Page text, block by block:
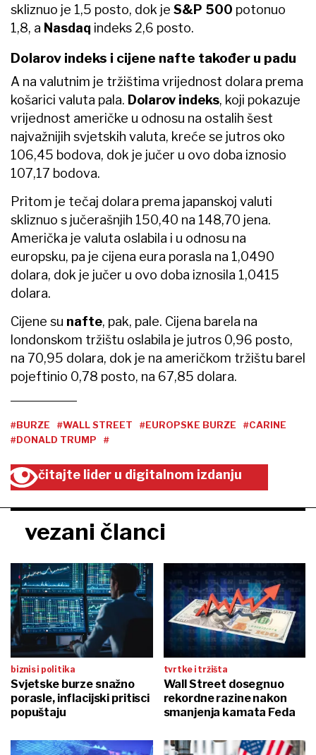
skliznuo je 1,5 posto, dok je S&P 500 potonuo
1,8, a Nasdaq indeks 2,6 posto.
Dolarov indeks i cijene nafte također u padu
A na valutnim je tržištima vrijednost dolara prema
košarici valuta pala. Dolarov indeks, koji pokazuje
vrijednost američke u odnosu na ostalih šest
najvažnijih svjetskih valuta, kreće se jutros oko
106,45 bodova, dok je jučer u ovo doba iznosio
107,17 bodova.
Pritom je tečaj dolara prema japanskoj valuti
skliznuo s jučerašnjih 150,40 na 148,70 jena.
Američka je valuta oslabila i u odnosu na
europsku, pa je cijena eura porasla na 1,0490
dolara, dok je jučer u ovo doba iznosila 1,0415
dolara.
Cijene su nafte, pak, pale. Cijena barela na
londonskom tržištu oslabila je jutros 0,96 posto,
na 70,95 dolara, dok je na američkom tržištu barel
pojeftinio 0,78 posto, na 67,85 dolara.
#BURZE #WALL STREET #EUROPSKE BURZE
#CARINE
#DONALD TRUMP
#
čitajte lider u digitalnom izdanju
vezani članci
biznis i politika
Svjetske burze snažno
porasle, inflacijski pritisci
popuštaju
tvrtke i tržišta
Wall Street dosegnuo
rekordne razine nakon
smanjenja kamata Feda